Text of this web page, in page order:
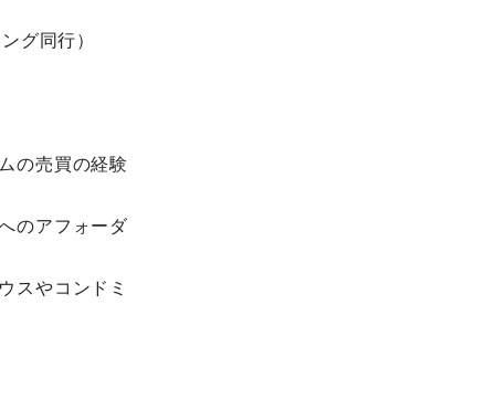
グ同行）
の売買の経験
のアフォーダ
スやコンドミ